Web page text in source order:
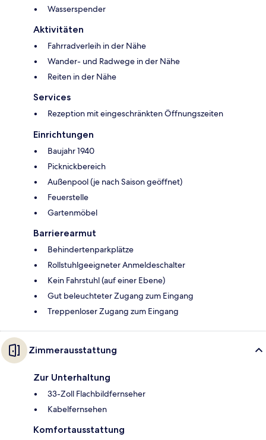
Wasserspender
Aktivitäten
Fahrradverleih in der Nähe
Wander- und Radwege in der Nähe
Reiten in der Nähe
Services
Rezeption mit eingeschränkten Öffnungszeiten
Einrichtungen
Baujahr 1940
Picknickbereich
Außenpool (je nach Saison geöffnet)
Feuerstelle
Gartenmöbel
Barrierearmut
Behindertenparkplätze
Rollstuhlgeeigneter Anmeldeschalter
Kein Fahrstuhl (auf einer Ebene)
Gut beleuchteter Zugang zum Eingang
Treppenloser Zugang zum Eingang
Zimmerausstattung
Zur Unterhaltung
33-Zoll Flachbildfernseher
Kabelfernsehen
Komfortausstattung